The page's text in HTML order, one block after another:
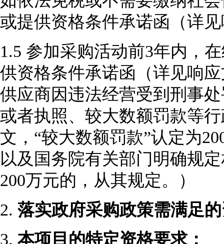
或提供资格条件承诺函（详
1.5 参加采购活动前3年内，
供资格条件承诺函（详见响
供应商因违法经营受到刑事
或者执照、较大数额罚款等
文，“较大数额罚款”认定为
以及国务院有关部门明确规
200万元的，从其规定。）
2. 落实政府采购政策需满足
3. 本项目的特定资格要求：